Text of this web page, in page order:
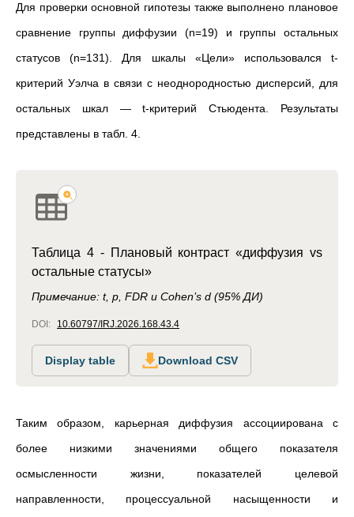
Для проверки основной гипотезы также выполнено плановое
сравнение группы диффузии (n=19) и группы остальных
статусов (n=131). Для шкалы «Цели» использовался t-
критерий Уэлча в связи с неоднородностью дисперсий, для
остальных шкал — t-критерий Стьюдента. Результаты
представлены в табл. 4.
Таблица 4 - Плановый контраст «диффузия vs
остальные статусы»
Примечание: t, p, FDR и Cohen’s d (95% ДИ)
DOI: 10.60797/IRJ.2026.168.43.4
Display table Download CSV
Таким образом, карьерная диффузия ассоциирована с
более низкими значениями общего показателя
осмысленности жизни, показателей целевой
направленности, процессуальной насыщенности и